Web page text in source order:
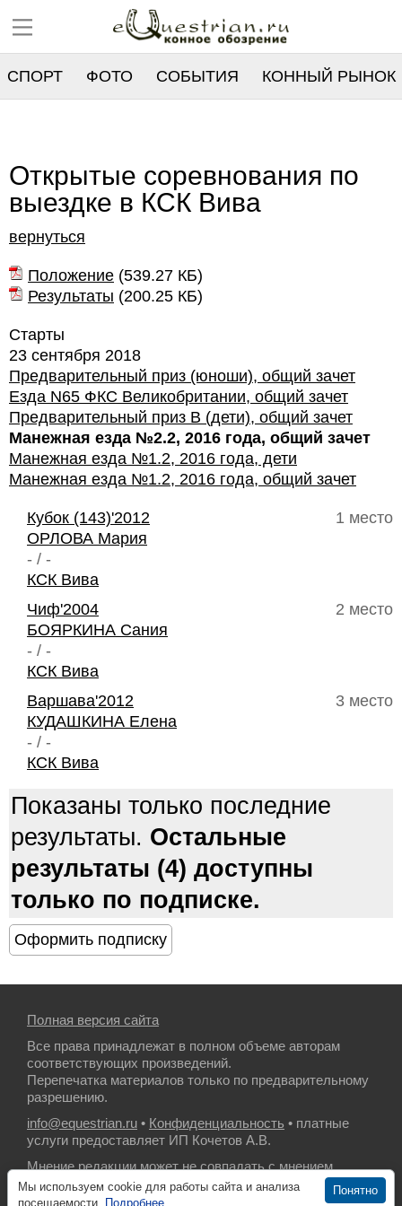
СПОРТ ФОТО СОБЫТИЯ КОННЫЙ РЫНОК
Открытые соревнования по
выездке в КСК Вива
вернуться
Положение (539.27 КБ)
Результаты (200.25 КБ)
Старты
23 сентября 2018
Предварительный приз (юноши), общий зачет
Езда N65 ФКС Великобритании, общий зачет
Предварительный приз В (дети), общий зачет
Манежная езда №2.2, 2016 года, общий зачет
Манежная езда №1.2, 2016 года, дети
Манежная езда №1.2, 2016 года, общий зачет
1 место
Кубок (143)'2012
ОРЛОВА Мария
- / -
КСК Вива
2 место
Чиф'2004
БОЯРКИНА Сания
- / -
КСК Вива
3 место
Варшава'2012
КУДАШКИНА Елена
- / -
КСК Вива
Показаны только последние
результаты. Остальные
результаты (4) доступны
только по подписке.
Полная версия сайта
Все права принадлежат в полном объеме авторам
соответствующих произведений.
Перепечатка материалов только по предварительному
разрешению.
info@equestrian.ru • Конфиденциальность • платные
услуги предоставляет ИП Кочетов А.В.
Мнение редакции может не совпадать с мнением
авторов.
Понятно
Мы используем cookie для работы сайта и анализа
посещаемости.
Подробнее